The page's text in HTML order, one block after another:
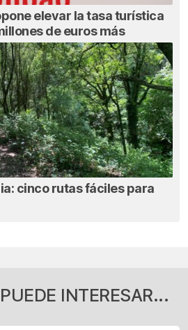
elevar la tasa turística
de euros más
cinco rutas fáciles para
INTERESAR...